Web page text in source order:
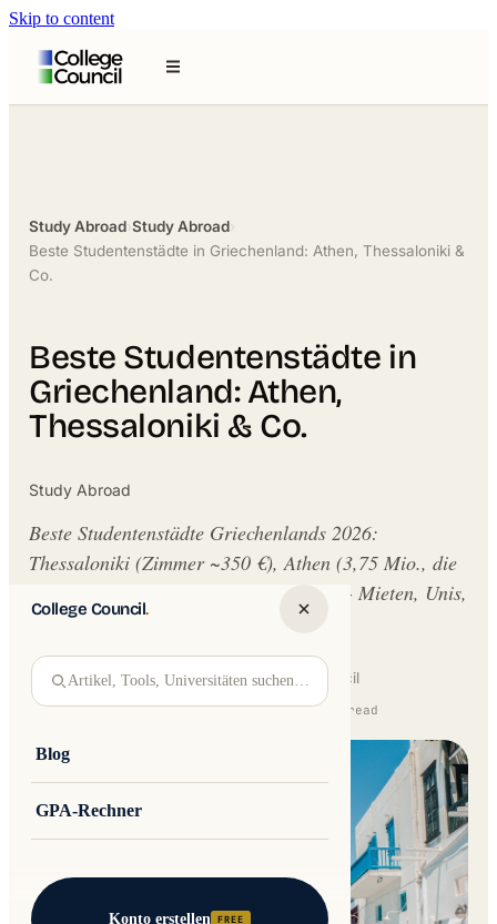
Skip to content
College Council.
Artikel, Tools, Universitäten suchen…
Blog
GPA-Rechner
Konto erstellen FREE
Study Abroad›Study Abroad›
Beste Studentenstädte in Griechenland: Athen, Thessaloniki &
Co.
Beste Studentenstädte in
Griechenland: Athen,
Thessaloniki & Co.
Study Abroad
Beste Studentenstädte Griechenlands 2026:
Thessaloniki (Zimmer ~350 €), Athen (3,75 Mio., die
meisten Unis), Patras, Kreta, Ioannina - Mieten, Unis,
Flair.
Written byJakub Andre College Council
Updated 16 February 2026 · 10 min read